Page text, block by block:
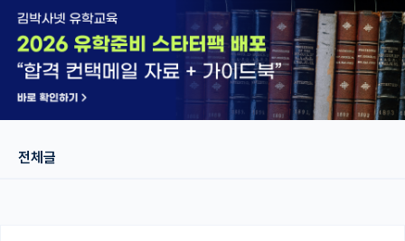
이벤트
반도체 아카데미
재팬라운지 🌸
전체글